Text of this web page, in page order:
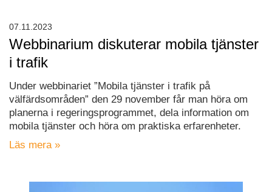
Webbinarium diskuterar mobila tjänster
i trafik
Under webbinariet ”Mobila tjänster i trafik på
välfärdsområden” den 29 november får man höra om
planerna i regeringsprogrammet, dela information om
mobila tjänster och höra om praktiska erfarenheter.
Läs mera »
07.11.2023